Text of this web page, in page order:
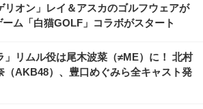
リオン」レイ＆アスカのゴルフウェアが
ム「白猫GOLF」コラボがスタート
」リムル役は尾木波菜（≠ME）に！ 北村
（AKB48）、豊口めぐみら全キャスト発